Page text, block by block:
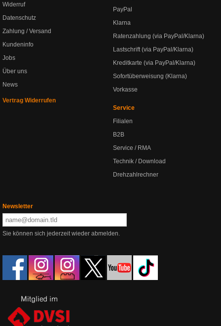
Widerruf
Datenschutz
Zahlung / Versand
Kundeninfo
Jobs
Über uns
News
Vertrag Widerrufen
PayPal
Klarna
Ratenzahlung (via PayPal/Klarna)
Lastschrift (via PayPal/Klarna)
Kreditkarte (via PayPal/Klarna)
Sofortüberweisung (Klarna)
Vorkasse
Service
Filialen
B2B
Service / RMA
Technik / Download
Drehzahlrechner
Newsletter
Sie können sich jederzeit wieder abmelden.